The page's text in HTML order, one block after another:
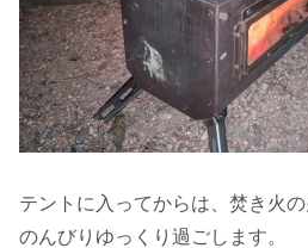
テントに入ってからは、焚き火
のんびりゆっくり過ごします。